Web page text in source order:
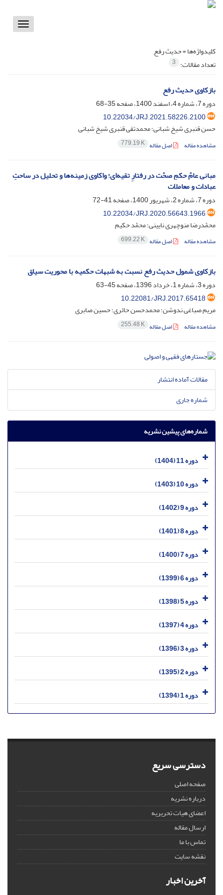
Toggle
کلیدواژه‌ها =حدیث رفع
تعداد مقالات: 3
بازکاوی حدیث رفع
دوره 7، شماره 4، اسفند 1400، صفحه
35-68
10.22034/JRJ.2021.58226.2100
حسن قنبری شیخ شبانی؛ محمدتقی قنبری شیخ شبانی
مشاهده مقاله اصل مقاله 779.19 K
مبانی عامّ حکمِ صحّت در رفتارِ تقیه‌ای؛ واکاوی زمینه‌ها و تحلیل در ساحتِ
عبادات و معاملات
دوره 7، شماره 2، شهریور 1400، صفحه
41-72
10.22034/JRJ.2020.56643.1966
محمّدرضا منوچهری نایینی؛ محمّد حکیم
مشاهده مقاله اصل مقاله 699.22 K
بازکاوی شمول حدیث رفع نسبت به شبهات حکمیه با محوریت سیاق
دوره 3، شماره 1، خرداد 1396، صفحه
45-63
10.22081/JRJ.2017.65418
مریم صباغی ندوشن؛ محمدحسن حائری؛ حسین صابری
مشاهده مقاله اصل مقاله 255.48 K
مقالات آماده انتشار
شماره جاری
شماره‌های پیشین نشریه
دوره 11 (1404)
دوره 10 (1403)
دوره 9 (1402)
دوره 8 (1401)
دوره 7 (1400)
دوره 6 (1399)
دوره 5 (1398)
دوره 4 (1397)
دوره 3 (1396)
دوره 2 (1395)
دوره 1 (1394)
دسترسی سریع
صفحه اصلی
درباره نشریه
اعضای هیات تحریریه
ارسال مقاله
تماس با ما
نقشه سایت
آخرین اخبار